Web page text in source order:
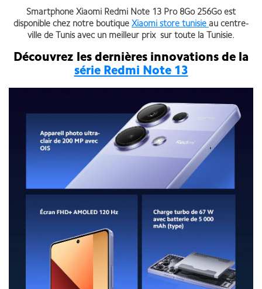
Smartphone Xiaomi Redmi Note 13 Pro 8Go 256Go est
disponible chez notre boutique Xiaomi store tunisie au centre-
ville de Tunis avec un meilleur prix sur toute la Tunisie.
Découvrez les dernières innovations de la
série Redmi Note 13